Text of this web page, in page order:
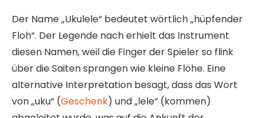
Der Name „Ukulele“ bedeutet wörtlich „hüpfender
Floh“. Der Legende nach erhielt das Instrument
diesen Namen, weil die Finger der Spieler so flink
über die Saiten sprangen wie kleine Flöhe. Eine
alternative Interpretation besagt, dass das Wort
von „uku“ (Geschenk) und „lele“ (kommen)